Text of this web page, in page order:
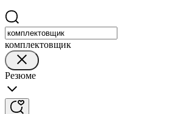
комплектовщик
Резюме